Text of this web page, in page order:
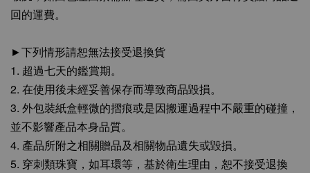
回的運費。
►下列情形請恕無法接受退換貨
1. 超過七天的鑑賞期。
2. 在使用後未經妥善保存而導致商品毀損。
3. 外包裝紙盒輕微的摺痕或是因搬運過程中不嚴重的碰撞，
並不影響產品本身品質。
4. 產品所附之相關贈品及相關物品遺失或毀損。
5. 穿刺類珠寶，如耳環等，基於衛生理由，恕不接受退換